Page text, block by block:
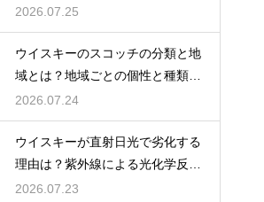
密を解説
2026.07.25
ウイスキーのスコッチの分類と地
域とは？地域ごとの個性と種類を
解説
2026.07.24
ウイスキーが直射日光で劣化する
理由は？紫外線による光化学反応
で風味が損なわれるため
2026.07.23